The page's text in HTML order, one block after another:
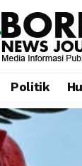
Politik